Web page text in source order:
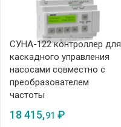
СУНА-122 контроллер для
каскадного управления
насосами совместно с
преобразователем
частоты
18 415,91 ₽